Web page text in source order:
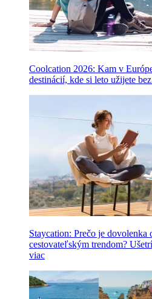
Coolcation 2026: Kam v
destinácií, kde si leto užijete
Staycation: Prečo je dovolenka
cestovateľským trendom?
viac